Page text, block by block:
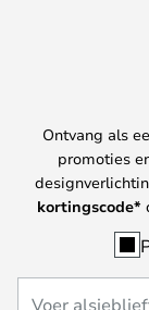
Ontvang als
promoties
kortingscode*